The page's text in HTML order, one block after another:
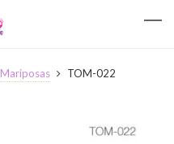
Mariposas TOM-022